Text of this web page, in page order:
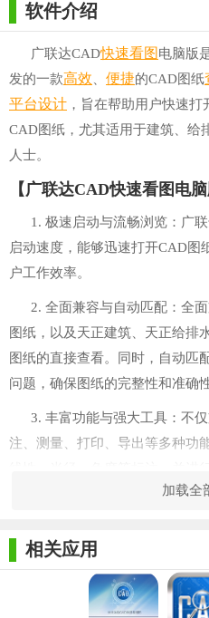
软件介绍
广联达CAD快速看图电脑版
发的一款高效 便捷的CAD图纸
平台设计 ，旨在帮助用户快速
CAD图纸，尤其适用于建筑、给
人士。
【广联达CAD快速看图电脑
1. 极速启动与流畅浏览：广
启动速度，能够迅速打开CAD图
户工作效率。
2. 全面兼容与自动匹配：全
图纸，以及天正建筑、天正给排
图纸的直接查看。同时，自动匹
问题，确保图纸的完整性和准确性
3. 丰富功能与强大工具：不
注、测量、打印、导出等多种功
外，还支持将图纸导出为PDF格
易懂。用户无需复杂的培训即可
和管理工作。
5. 专业团队与即时服务：广
加载全
相关应用